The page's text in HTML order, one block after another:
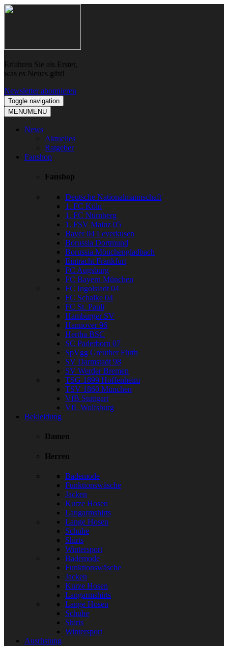
Skip
Skip
Erfahren Sie als Erster,
was es Neues gibt!
Newsletter abonnieren
Toggle navigation
MENUMENU
News
Aktuelles
Ratgeber
Fanshop
Fanshop
Deutsche Nationalmannschaft
1. FC Köln
1. FC Nürnberg
1. FSV Mainz 05
Bayer 04 Leverkusen
Borussia Dortmund
Borussia Mönchengladbach
Eintracht Frankfurt
FC Augsburg
FC Bayern München
FC Ingolstadt 04
FC Schalke 04
FC St. Pauli
Hamburger SV
Hannover 96
Hertha BSC
SC Paderborn 07
SpVgg Greuther Fürth
SV Darmstadt 98
SV Werder Bremen
TSG 1899 Hoffenheim
TSV 1860 München
VfB Stuttgart
VfL Wolfsburg
Bekleidung
Damen
Herren
Bademode
Funktionswäsche
Jacken
Kurze Hosen
Langarmshirts
Lange Hosen
Schuhe
Shirts
Wintersport
Bademode
Funktionswäsche
Jacken
Kurze Hosen
Langarmshirts
Lange Hosen
Schuhe
Shirts
Wintersport
Ausrüstung